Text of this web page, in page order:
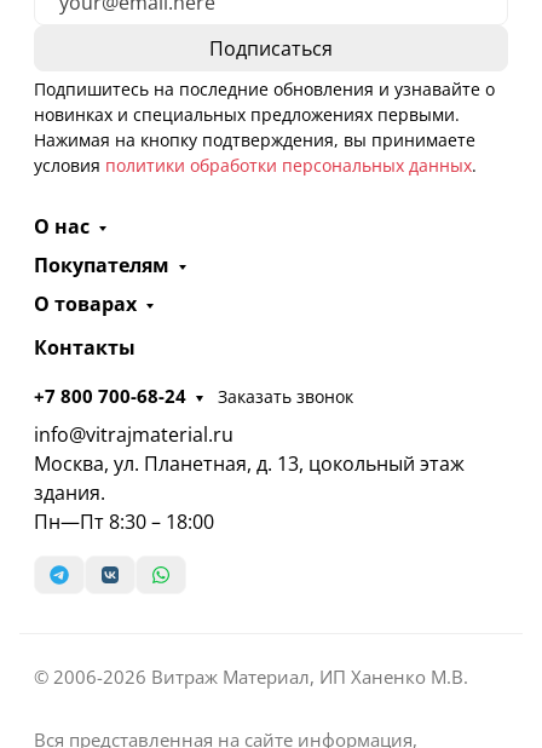
Подпишитесь на последние обновления и узнавайте о
новинках и специальных предложениях первыми.
Нажимая на кнопку подтверждения, вы принимаете
условия политики обработки персональных данных.
О нас
Покупателям
О товарах
Контакты
+7 800 700-68-24 Заказать звонок
info@vitrajmaterial.ru
Москва, ул. Планетная, д. 13, цокольный этаж
здания.
Пн—Пт 8:30 – 18:00
© 2006-2026 Витраж Материал, ИП Ханенко М.В.
Вся представленная на сайте информация,